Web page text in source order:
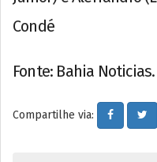
Condé
Fonte: Bahia Noticias.
Compartilhe via: